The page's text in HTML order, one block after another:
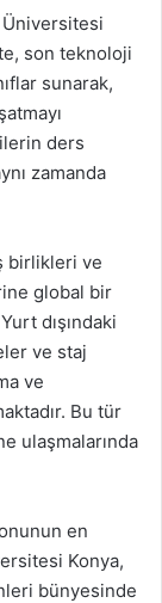
son teknoloji
sunarak,
ders
zamanda
birlikleri ve
global bir
dışındaki
ve staj
ve
Bu tür
ulaşmalarında
en
Konya,
bünyesinde